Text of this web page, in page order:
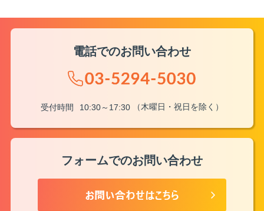
電話でのお問い合わせ
受付時間 10:30～17:30 （木曜日・祝日を除く）
フォームでのお問い合わせ